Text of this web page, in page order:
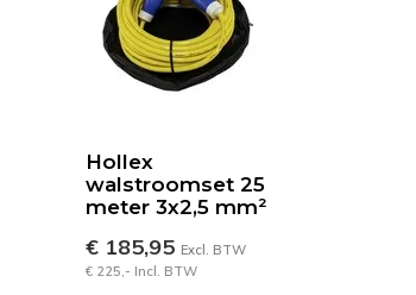
Hollex
walstroomset 25
meter 3x2,5 mm²
€ 185,95 Excl. BTW
€ 225,- Incl. BTW